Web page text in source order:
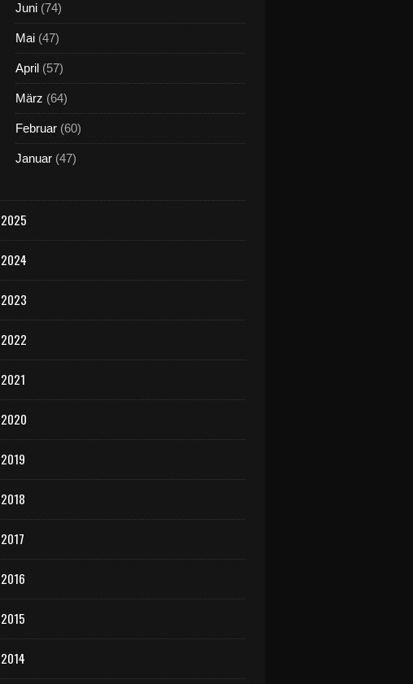
Juni (74)
Mai (47)
April (57)
März (64)
Februar (60)
Januar (47)
2025
2024
2023
2022
2021
2020
2019
2018
2017
2016
2015
2014